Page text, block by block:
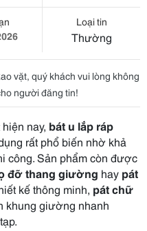
Loại tin
Thường
vặt, quý khách vui lòng không
người đăng tin!
nay, bát u lắp ráp
rất phổ biến nhờ khả
công. Sản phẩm còn được
đỡ thang giường hay pát
kế thông minh, pát chữ
khung giường nhanh